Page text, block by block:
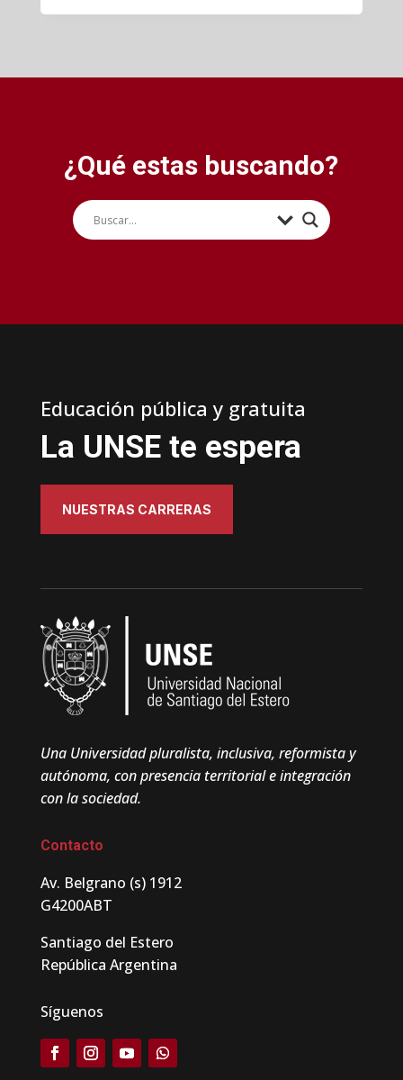
¿Qué estas buscando?
Educación pública y gratuita
La UNSE te espera
NUESTRAS CARRERAS
Una Universidad pluralista, inclusiva, reformista y
autónoma, con presencia territorial e integración
con la sociedad.
Contacto
Av. Belgrano (s) 1912
G4200ABT
Santiago del Estero
República Argentina
Síguenos